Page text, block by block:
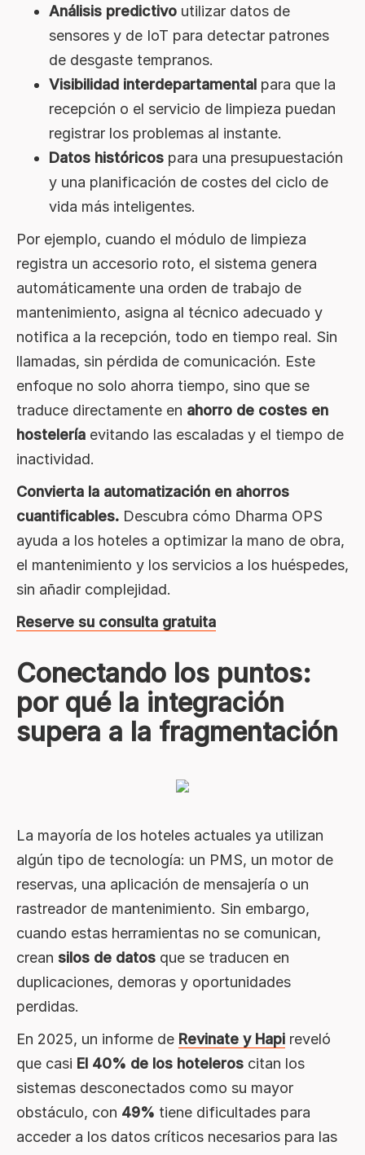
Análisis predictivo utilizar datos de
sensores y de IoT para detectar patrones
de desgaste tempranos.
Visibilidad interdepartamental para que la
recepción o el servicio de limpieza puedan
registrar los problemas al instante.
Datos históricos para una presupuestación
y una planificación de costes del ciclo de
vida más inteligentes.
Por ejemplo, cuando el módulo de limpieza
registra un accesorio roto, el sistema genera
automáticamente una orden de trabajo de
mantenimiento, asigna al técnico adecuado y
notifica a la recepción, todo en tiempo real. Sin
llamadas, sin pérdida de comunicación. Este
enfoque no solo ahorra tiempo, sino que se
traduce directamente en ahorro de costes en
hostelería evitando las escaladas y el tiempo de
inactividad.
Convierta la automatización en ahorros
cuantificables. Descubra cómo Dharma OPS
ayuda a los hoteles a optimizar la mano de obra,
el mantenimiento y los servicios a los huéspedes,
sin añadir complejidad.
Reserve su consulta gratuita
Conectando los puntos:
por qué la integración
supera a la fragmentación
La mayoría de los hoteles actuales ya utilizan
algún tipo de tecnología: un PMS, un motor de
reservas, una aplicación de mensajería o un
rastreador de mantenimiento. Sin embargo,
cuando estas herramientas no se comunican,
crean silos de datos que se traducen en
duplicaciones, demoras y oportunidades
perdidas.
En 2025, un informe de Revinate y Hapi reveló
que casi El 40% de los hoteleros citan los
sistemas desconectados como su mayor
obstáculo, con 49% tiene dificultades para
acceder a los datos críticos necesarios para las